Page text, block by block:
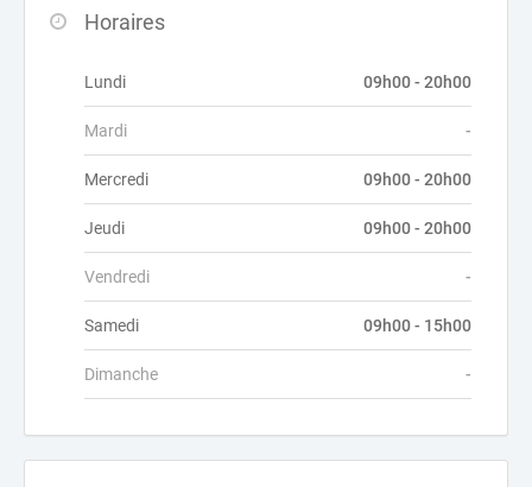
Horaires
Lundi 09h00 - 20h00
Mardi -
Mercredi 09h00 - 20h00
Jeudi 09h00 - 20h00
Vendredi -
Samedi 09h00 - 15h00
Dimanche -